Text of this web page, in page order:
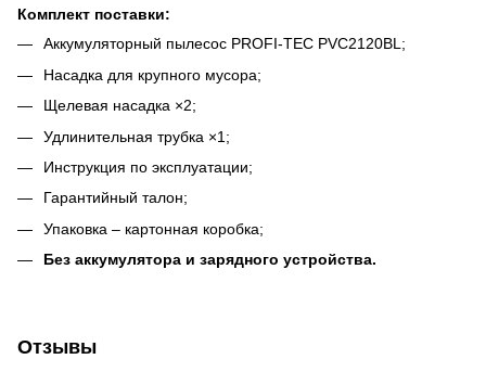
Комплект поставки:
Аккумуляторный пылесос PROFI-TEC PVC2120BL;
Насадка для крупного мусора;
Щелевая насадка ×2;
Удлинительная трубка ×1;
Инструкция по эксплуатации;
Гарантийный талон;
Упаковка – картонная коробка;
Без аккумулятора и зарядного устройства.
Отзывы